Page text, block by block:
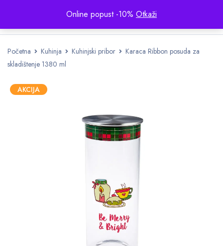
Online popust -10% Otkaži
Početna Kuhinja Kuhinjski pribor
Karaca Ribbon posuda za
skladištenje 1380 ml
AKCIJA